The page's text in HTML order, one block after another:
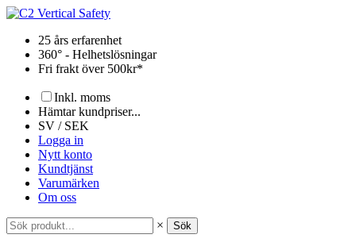
Hoppa
innehåll25 års erfarenhet
360° - Helhetslösningar
Fri frakt över 500kr*
Inkl. moms
Hämtar kundpriser...
SV / SEK
Logga in
Nytt konto
Kundtjänst
Varumärken
Om oss
× Sök